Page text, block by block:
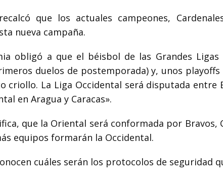
que los actuales campeones,
nueva campaña.
obligó a que el béisbol de las Grandes
duelos de postemporada) y, unos
criollo. La Liga Occidental será disputada entre
en Aragua y Caracas».
que la Oriental será conformada por Bravos,
equipos formarán la Occidental.
cuáles serán los protocolos de seguridad